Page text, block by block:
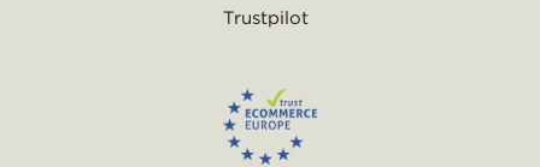
Trustpilot